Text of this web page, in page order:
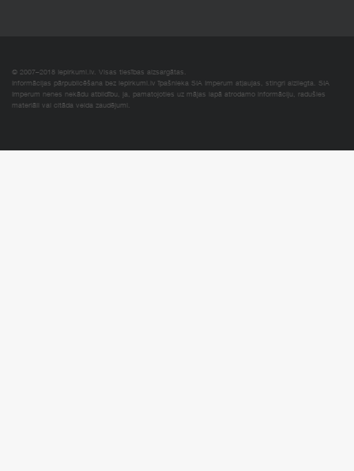
© 2007–2018 Iepirkumi.lv. Visas tiesības aizsargātas.
Informācijas pārpublicēšana bez iepirkumi.lv īpašnieka SIA Imperum atļaujas, stingri aizliegta. SIA
Imperum nenes nekādu atbildību, ja, pamatojoties uz mājas lapā atrodamo informāciju, radušies
materiāli vai citāda veida zaudējumi.